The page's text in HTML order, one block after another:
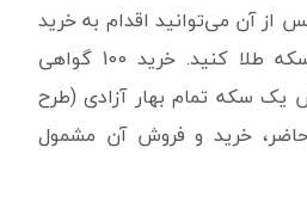
از آن می‌توانید اقدام به خرید
گواهی سپرده کالایی سکه طلا کنید. خرید 100 گواهی
یک سکه تمام بهار آزادی (طرح
خرید و فروش آن مشمول